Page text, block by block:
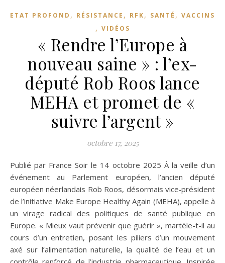
ETAT PROFOND , RÉSISTANCE , RFK, SANTÉ , VACCINS
, VIDÉOS
« Rendre l’Europe à
nouveau saine » : l’ex-
député Rob Roos lance
MEHA et promet de «
suivre l’argent »
octobre 17, 2025
Publié par France Soir le 14 octobre 2025 À la veille d’un
événement au Parlement européen, l’ancien député
européen néerlandais Rob Roos, désormais vice‑président
de l’initiative Make Europe Healthy Again (MEHA), appelle à
un virage radical des politiques de santé publique en
Europe. « Mieux vaut prévenir que guérir », martèle-t-il au
cours d’un entretien, posant les piliers d’un mouvement
axé sur l’alimentation naturelle, la qualité de l’eau et un